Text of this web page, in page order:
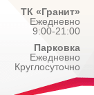
ТК «Гранит»
Ежедневно
9:00-21:00
Парковка
Ежедневно
Круглосуточно